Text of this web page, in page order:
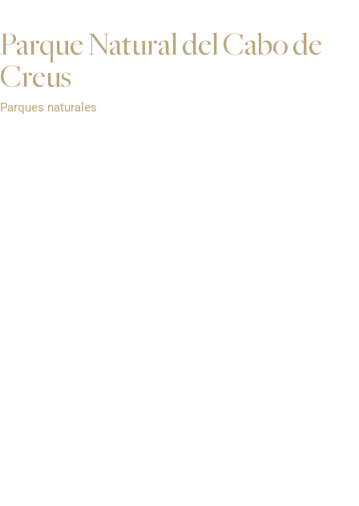
Parque Natural del Cabo de
Creus
Parques naturales